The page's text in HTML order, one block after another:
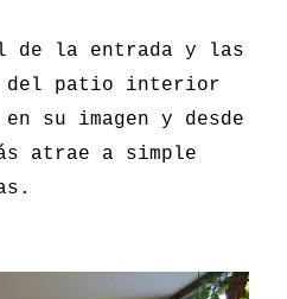
la entrada y las
del patio interior
su imagen y desde
atrae a simple